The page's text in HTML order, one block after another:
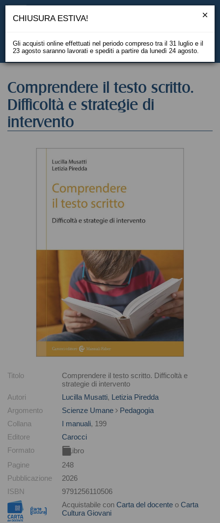
EN
Comprendere il testo scritto.
Difficoltà e strategie di
intervento
Titolo
Comprendere il testo scritto. Difficoltà e
strategie di intervento
Autori
Lucilla Musatti, Letizia Piredda
Argomento
Scienze Umane
Pedagogia
Collana
I manuali, 199
Editore
Carocci
Formato
Libro
Pagine
248
Pubblicazione
2026
ISBN
9791256110506
Acquistabile con Carta del docente o Carta
Cultura Giovani
CHIUSURA ESTIVA!
Gli acquisti online effettuati nel periodo compreso tra il 31 luglio e il
23 agosto saranno lavorati e spediti a partire da lunedì 24 agosto.